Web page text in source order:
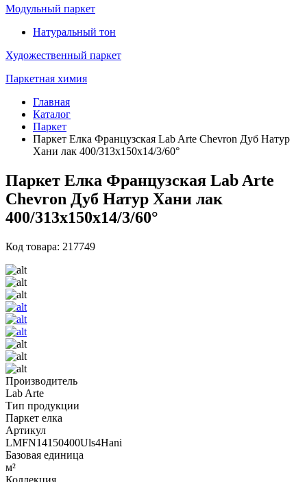
Модульный паркет
Натуральный тон
Художественный паркет
Паркетная химия
Главная
Каталог
Паркет
Паркет Елка Французская Lab Arte Chevron Дуб Натур
Хани лак 400/313х150х14/3/60°
Паркет Елка Французская Lab Arte
Chevron Дуб Натур Хани лак
400/313х150х14/3/60°
Код товара: 217749
Производитель
Lab Arte
Тип продукции
Паркет елка
Артикул
LMFN14150400Uls4Hani
Базовая единица
м²
Коллекция